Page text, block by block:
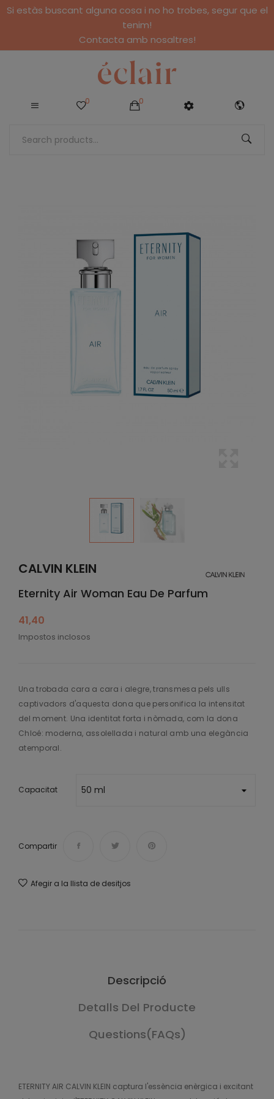
Si estàs buscant alguna cosa i no ho trobes, segur que el
tenim!
Contacta amb nosaltres!
0 0
CALVIN KLEIN
Eternity Air Woman Eau De Parfum
41,40
Impostos inclosos
Una trobada cara a cara i alegre, transmesa pels ulls
captivadors d'aquesta dona que personifica la intensitat
del moment. Una identitat forta i nòmada, com la dona
Chloé: moderna, assolellada i natural amb una elegància
atemporal.
Capacitat
Compartir
Afegir a la llista de desitjos
Descripció
Detalls Del Producte
Questions(FAQs)
ETERNITY AIR CALVIN KLEIN captura l'essència enèrgica i excitant